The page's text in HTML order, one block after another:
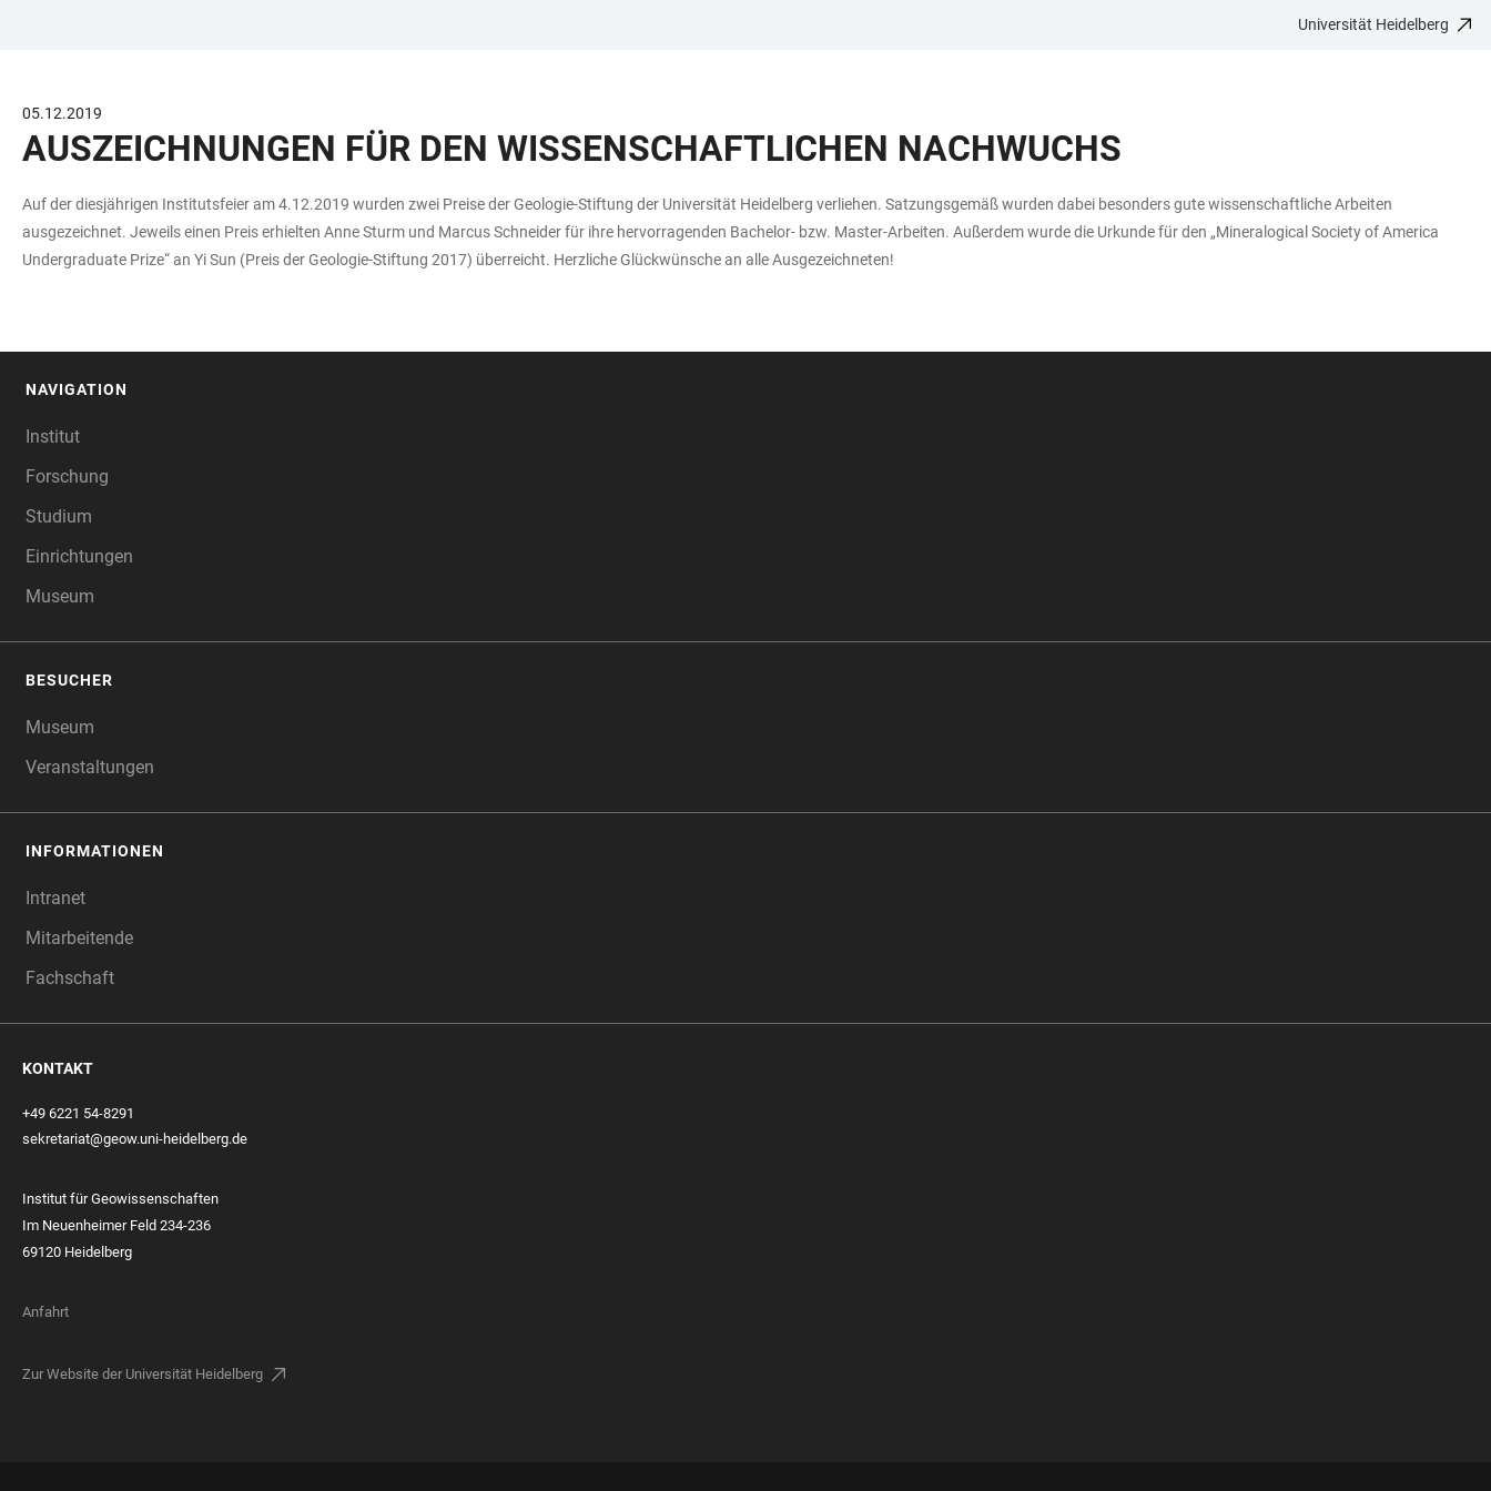
BARRIEREFREIHEIT
Universität Heidelberg
05.12.2019
AUSZEICHNUNGEN FÜR DEN WISSENSCHAFTLICHEN NACHWUCHS
Auf der diesjährigen Institutsfeier am 4.12.2019 wurden zwei Preise der Geologie-Stiftung der Universität Heidelberg verliehen. Satzungsgemäß wurden dabei besonders gute wissenschaftliche Arbeiten
ausgezeichnet. Jeweils einen Preis erhielten Anne Sturm und Marcus Schneider für ihre hervorragenden Bachelor- bzw. Master-Arbeiten. Außerdem wurde die Urkunde für den „Mineralogical Society of America
Undergraduate Prize“ an Yi Sun (Preis der Geologie-Stiftung 2017) überreicht. Herzliche Glückwünsche an alle Ausgezeichneten!
NAVIGATION
Institut
Forschung
Studium
Einrichtungen
Museum
BESUCHER
Museum
Veranstaltungen
INFORMATIONEN
Intranet
Mitarbeitende
Fachschaft
KONTAKT
+49 6221 54-8291
sekretariat@geow.uni-heidelberg.de
Institut für Geowissenschaften
Im Neuenheimer Feld 234-236
69120 Heidelberg
Anfahrt
Zur Website der Universität Heidelberg